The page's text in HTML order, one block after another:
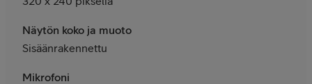
Näytön koko ja muoto
Sisäänrakennettu
Mikrofoni